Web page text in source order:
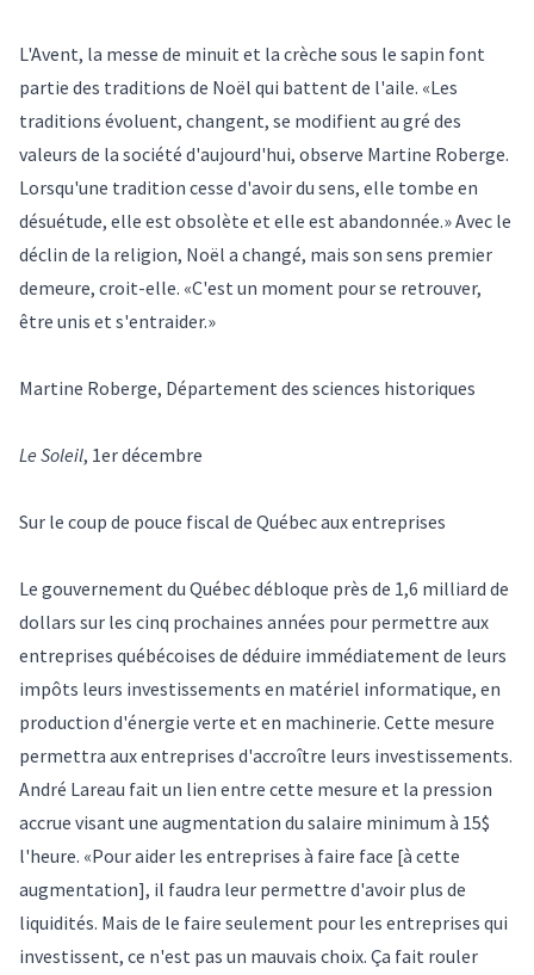
L'Avent, la messe de minuit et la crèche sous le sapin font
partie des traditions de Noël qui battent de l'aile. «Les
traditions évoluent, changent, se modifient au gré des
valeurs de la société d'aujourd'hui, observe Martine Roberge.
Lorsqu'une tradition cesse d'avoir du sens, elle tombe en
désuétude, elle est obsolète et elle est abandonnée.» Avec le
déclin de la religion, Noël a changé, mais son sens premier
demeure, croit-elle. «C'est un moment pour se retrouver,
être unis et s'entraider.»
Martine Roberge, Département des sciences historiques
Le Soleil, 1er décembre
Sur le coup de pouce fiscal de Québec aux entreprises
Le gouvernement du Québec débloque près de 1,6 milliard de
dollars sur les cinq prochaines années pour permettre aux
entreprises québécoises de déduire immédiatement de leurs
impôts leurs investissements en matériel informatique, en
production d'énergie verte et en machinerie. Cette mesure
permettra aux entreprises d'accroître leurs investissements.
André Lareau fait un lien entre cette mesure et la pression
accrue visant une augmentation du salaire minimum à 15$
l'heure. «Pour aider les entreprises à faire face [à cette
augmentation], il faudra leur permettre d'avoir plus de
liquidités. Mais de le faire seulement pour les entreprises qui
investissent, ce n'est pas un mauvais choix. Ça fait rouler